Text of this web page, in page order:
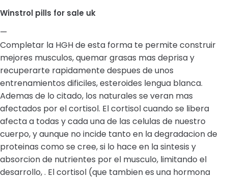
Winstrol pills for sale uk
—
Completar la HGH de esta forma te permite construir
mejores musculos, quemar grasas mas deprisa y
recuperarte rapidamente despues de unos
entrenamientos dificiles, esteroides lengua blanca.
Ademas de lo citado, los naturales se veran mas
afectados por el cortisol. El cortisol cuando se libera
afecta a todas y cada una de las celulas de nuestro
cuerpo, y aunque no incide tanto en la degradacion de
proteinas como se cree, si lo hace en la sintesis y
absorcion de nutrientes por el musculo, limitando el
desarrollo, . El cortisol (que tambien es una hormona